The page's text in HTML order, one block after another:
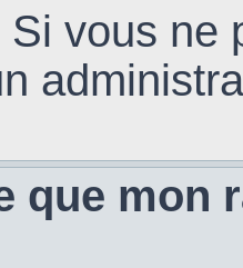
vous ne
que mon